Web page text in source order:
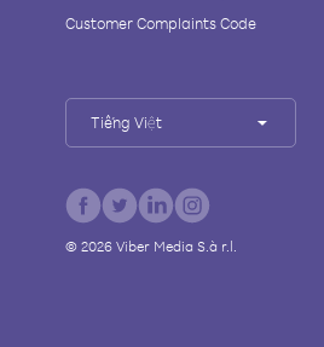
Customer Complaints Code
Tiếng Việt
© 2026Viber Media S.à r.l.